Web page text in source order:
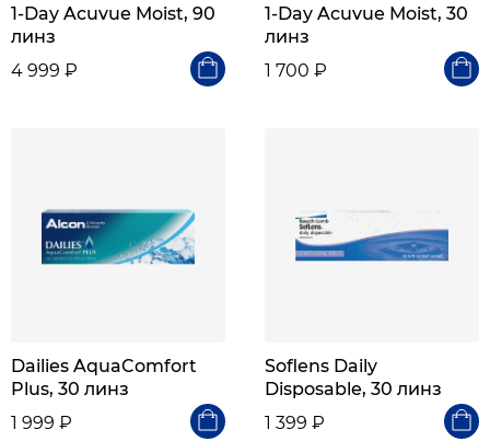
1-Day Acuvue Moist, 90
линз
4 999 ₽
1-Day Acuvue Moist, 30
линз
1 700 ₽
Dailies AquaComfort
Plus, 30 линз
1 999 ₽
Soflens Daily
Disposable, 30 линз
1 399 ₽